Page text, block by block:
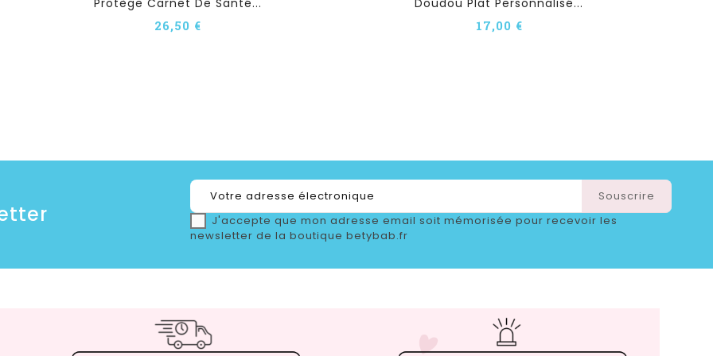
Protège Carnet De Santé...
26,50 €
Doudou Plat Personnalisé...
17,00 €
J'accepte que mon adresse email soit mémorisée pour recevoir les
newsletter de la boutique betybab.fr